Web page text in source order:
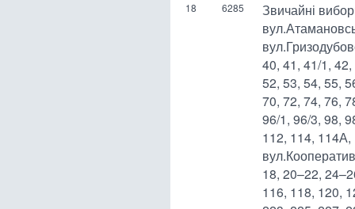
18 6285
Звичайні
40, 41, 41/1,
52, 53, 54, 55,
70, 72, 74, 76,
96/1, 96/3, 98,
112, 114,
18, 20–22,
116, 118, 120,